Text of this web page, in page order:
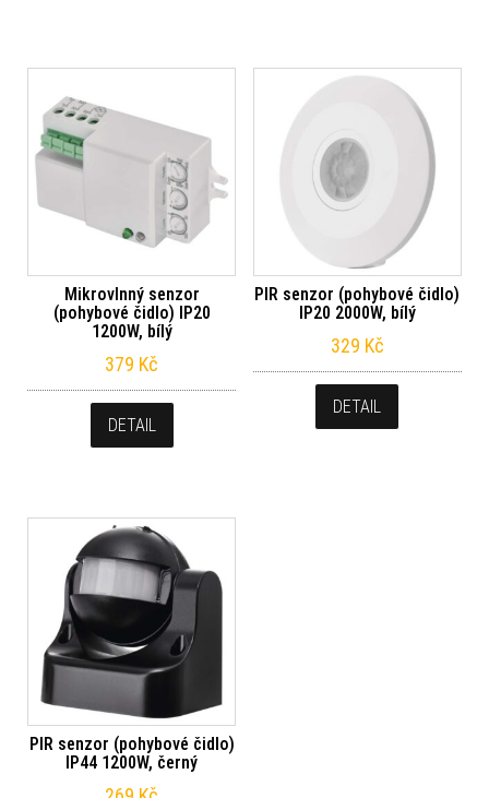
Mikrovlnný senzor
(pohybové čidlo) IP20
1200W, bílý
379 Kč
DETAIL
PIR senzor (pohybové čidlo)
IP20 2000W, bílý
329 Kč
DETAIL
PIR senzor (pohybové čidlo)
IP44 1200W, černý